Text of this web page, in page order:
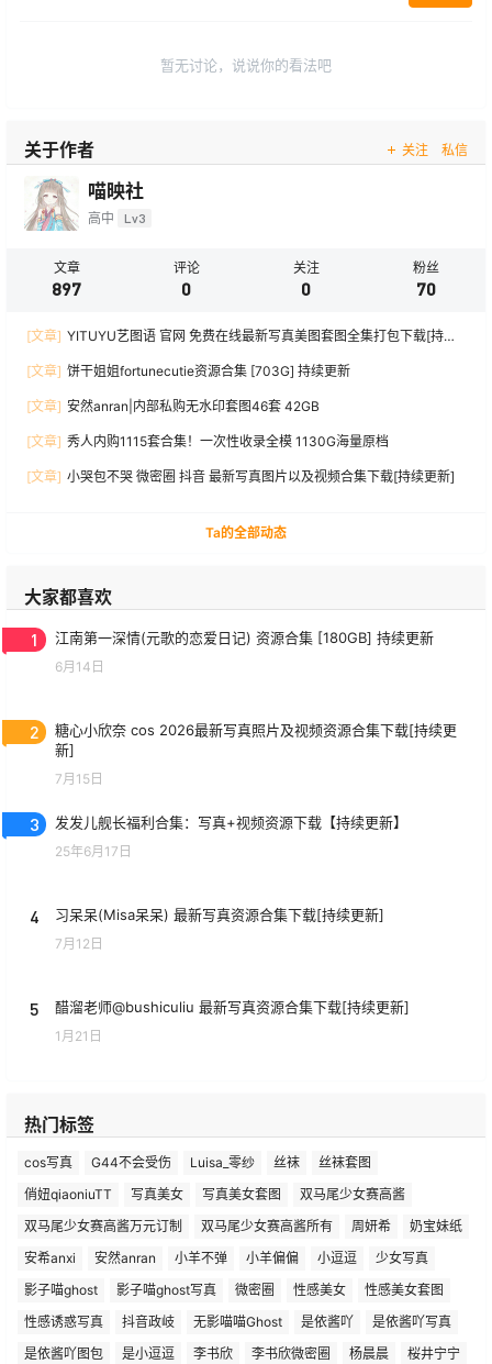
暂无讨论，说说你的看法吧
关于作者 关注 私信
喵映社
高中 Lv3
文章
897
评论
0
关注
0
粉丝
70
[文章] YITUYU艺图语 官网 免费在线最新写真美图套图全集打包下载[持续
[文章] 饼干姐姐fortunecutie资源合集 [703G] 持续更新
[文章] 安然anran|内部私购无水印套图46套 42GB
[文章] 秀人内购1115套合集！一次性收录全模 1130G海量原档
[文章] 小哭包不哭 微密圈 抖音 最新写真图片以及视频合集下载[持续更新]
Ta的全部动态
大家都喜欢
1 江南第一深情(元歌的恋爱日记) 资源合集 [180GB] 持续更新
6月14日
2
糖心小欣奈 cos 2026最新写真照片及视频资源合集下载[持续更
新]
7月15日
3 发发儿舰长福利合集：写真+视频资源下载【持续更新】
25年6月17日
4 习呆呆(Misa呆呆) 最新写真资源合集下载[持续更新]
7月12日
5 醋溜老师@bushiculiu 最新写真资源合集下载[持续更新]
1月21日
热门标签
cos写真 G44不会受伤 Luisa_零纱 丝袜
丝袜套图
俏妞qiaoniuTT
写真美女 写真美女套图
双马尾少女赛高酱
双马尾少女赛高酱万元订制
双马尾少女赛高酱所有 周妍希
奶宝妹纸
安希anxi
安然anran 小羊不弹 小羊偏偏 小逗逗
少女写真
影子喵ghost
影子喵ghost写真 微密圈 性感美女
性感美女套图
性感诱惑写真
抖音政岐 无影喵喵Ghost 是依酱吖
是依酱吖写真
是依酱吖图包
是小逗逗 李书欣 李书欣微密圈 杨晨晨 桜井宁宁